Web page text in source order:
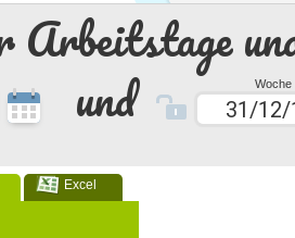
Arbeitstage
und Woche
Excel
Tag